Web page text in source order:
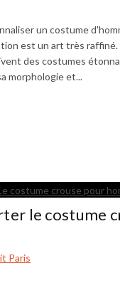
un costume
est un art très raffiné.
des costumes
morphologie et...
le costume
Paris